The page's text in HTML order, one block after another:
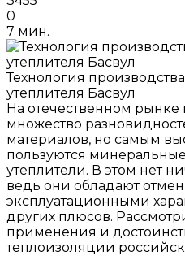
0
7 мин.
Технология производства
утеплителя Басвул
На отечественном рынке
множество
материалов, но самым
пользуются
утеплители. В этом нет
ведь они обладают
эксплуатационными
других плюсов.
применения и
теплоизоляции